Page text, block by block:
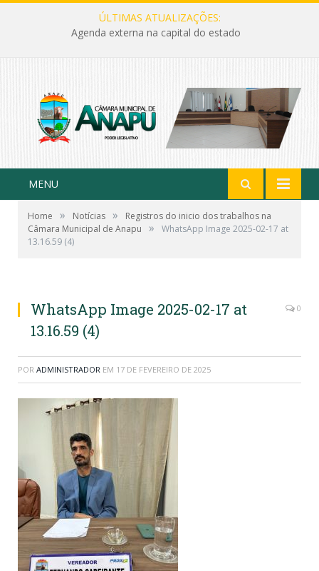
ÚLTIMAS ATUALIZAÇÕES:
Agenda externa na capital do estado
MENU
Home » Notícias »
Registros do inicio dos trabalhos na
Câmara Municipal de Anapu
»
WhatsApp Image 2025-02-17 at
13.16.59 (4)
WhatsApp Image 2025-02-17 at
13.16.59 (4)
0
POR ADMINISTRADOR EM 17 DE FEVEREIRO DE 2025